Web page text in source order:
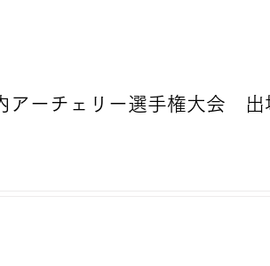
アーチェリー選手権大会 出